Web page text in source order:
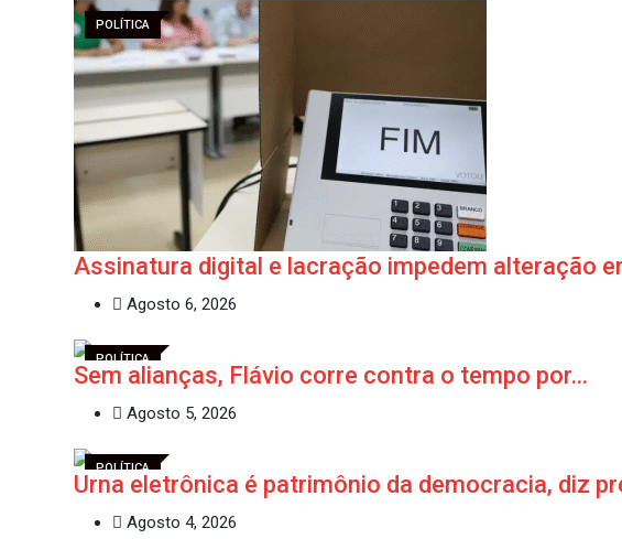
POLÍTICA
Assinatura digital e lacração impedem alteração
Agosto 6, 2026
POLÍTICA
Sem alianças, Flávio corre contra o tempo por…
Agosto 5, 2026
POLÍTICA
Urna eletrônica é patrimônio da democracia, diz
Agosto 4, 2026